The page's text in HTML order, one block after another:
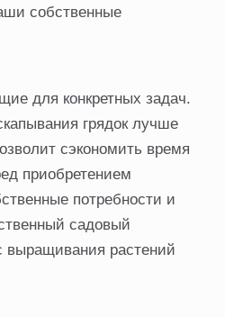
собственные
для конкретных задач.
грядок лучше
сэкономить время
приобретением
потребности и
садовый
выращивания растений